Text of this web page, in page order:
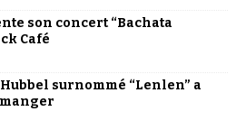
son concert “Bachata
Café
surnommé “Lenlen” a